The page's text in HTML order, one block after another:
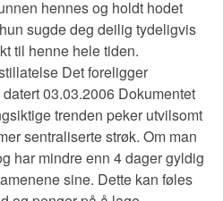
hennes og holdt hodet
sugde deg deilig tydeligvis
til henne hele tiden.
Det foreligger
03.03.2006 Dokumentet
trenden peker utvilsomt
sentraliserte strøk. Om man
har mindre enn 4 dager gyldig
sine. Dette kan føles